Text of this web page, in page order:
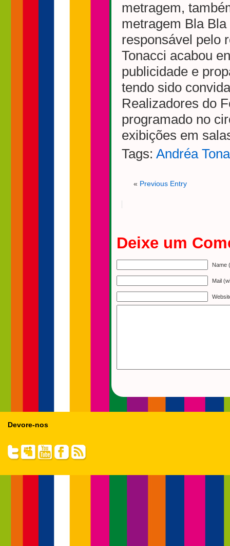
metragem,
metragem Bla
responsável pelo
Tonacci acabou
publicidade e
tendo sido
Realizadores do
programado no
exibições em
Tags: Andréa
« Previous Entry
Deixe um
Name
Mail
Devore-nos